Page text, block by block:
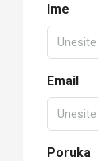
Ime
Email
Poruka